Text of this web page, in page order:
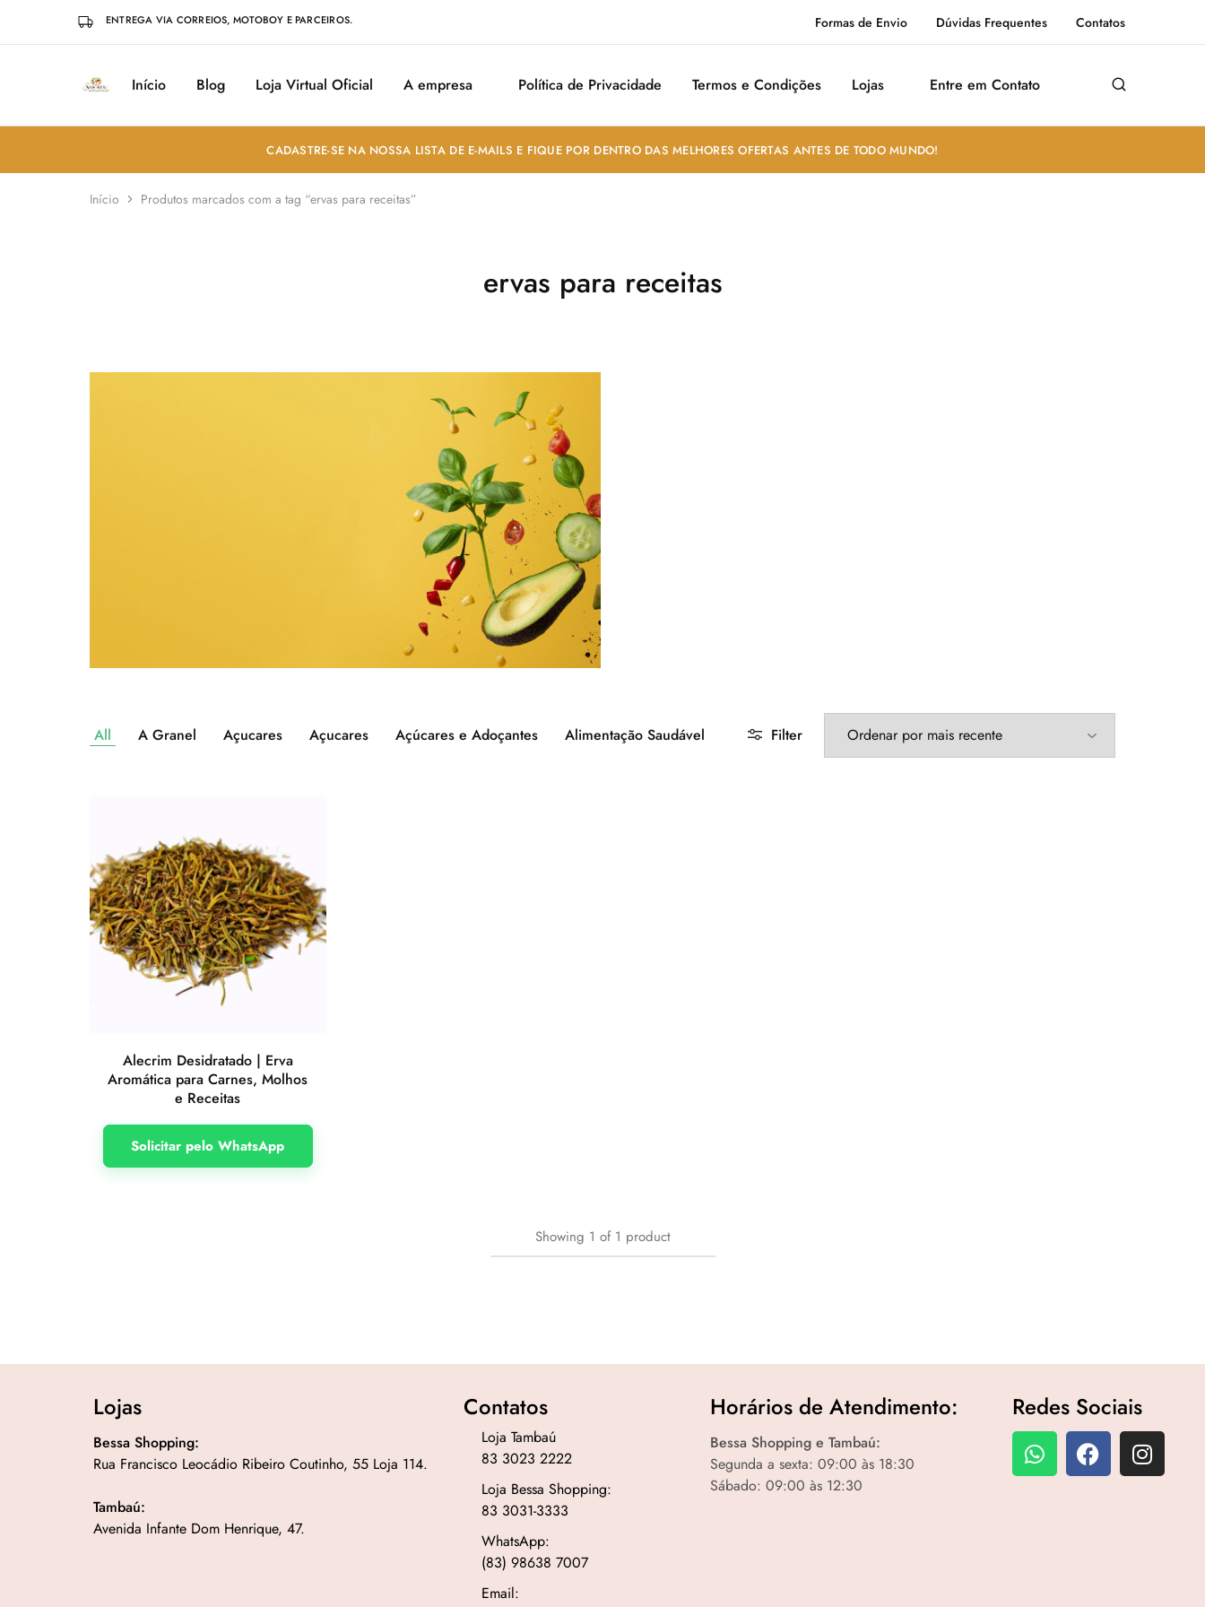
ENTREGA VIA CORREIOS, MOTOBOY E PARCEIROS. Formas de Envio Dúvidas Frequentes Contatos
Sabores
Sua
Temperos
em
João
Pessoa
Início Blog Loja Virtual Oficial A empresa Política de Privacidade Termos e Condições Lojas Entre em Contato
CADASTRE-SE NA NOSSA LISTA DE E-MAILS E FIQUE POR DENTRO DAS MELHORES OFERTAS ANTES DE TODO MUNDO!
Início Produtos marcados com a tag “ervas para receitas”
ervas para receitas
All A Granel Açucares Açucares Açúcares e Adoçantes Alimentação Saudável Filter
Alecrim Desidratado | Erva
Aromática para Carnes, Molhos
e Receitas
Solicitar pelo WhatsApp
Showing 1 of 1 product
Lojas
Bessa Shopping:
Rua Francisco Leocádio Ribeiro Coutinho, 55 Loja 114.
Tambaú:
Avenida Infante Dom Henrique, 47.
Contatos
Loja Tambaú
83 3023 2222
Loja Bessa Shopping:
83 3031-3333
WhatsApp:
(83) 98638 7007
Email:
Horários de Atendimento:
Bessa Shopping e Tambaú:
Segunda a sexta: 09:00 às 18:30
Sábado: 09:00 às 12:30
Redes Sociais